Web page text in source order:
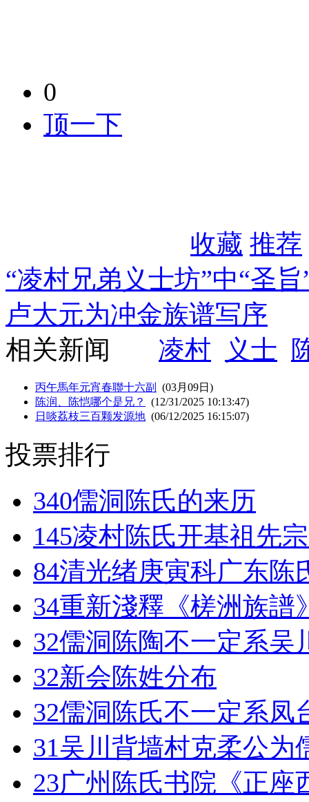
0
顶一下
收藏 推荐
“凌村兄弟义士坊”中“圣旨
卢大元为冲金族谱写序
相关新闻
凌村 义士
丙午馬年元宵春聯十六副
(03月09日)
陈润、陈恺哪个是兄？
(12/31/2025 10:13:47)
日啖荔枝三百颗发源地 (06/12/2025 16:15:07)
投票排行
340儒洞陈氏的来历
145凌村陈氏开基祖先
84清光绪庚寅科广东陈
34重新淺釋《槎洲族譜
32儒洞陈陶不一定系吴
32新会陈姓分布
32儒洞陈氏不一定系凤
31吴川背墙村克柔公为
23广州陈氏书院《正座